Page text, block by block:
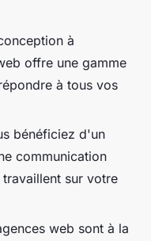
à
offre une gamme
à tous vos
bénéficiez d'un
communication
sur votre
web sont à la